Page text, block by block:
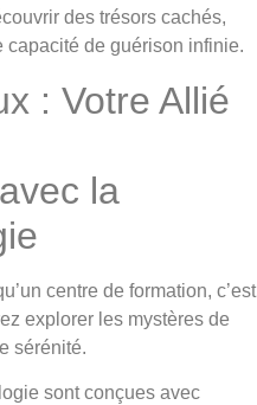
des trésors cachés,
capacité de guérison infinie.
: Votre Allié
la
centre de formation, c’est
explorer les mystères de
sérénité.
sont conçues avec